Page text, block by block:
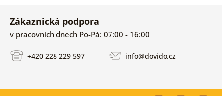
Zákaznická podpora
v pracovních dnech Po-Pá: 07:00 - 16:00
+420 228 229 597 info@dovido.cz